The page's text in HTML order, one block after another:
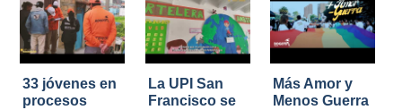
33 jóvenes en
procesos
La UPI San
Francisco se
Más Amor y
Menos Guerra